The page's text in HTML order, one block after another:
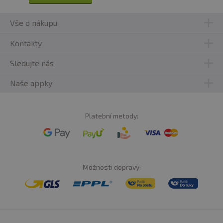
Vše o nákupu
Kontakty
Sledujte nás
Naše appky
Platební metody:
Možnosti dopravy: